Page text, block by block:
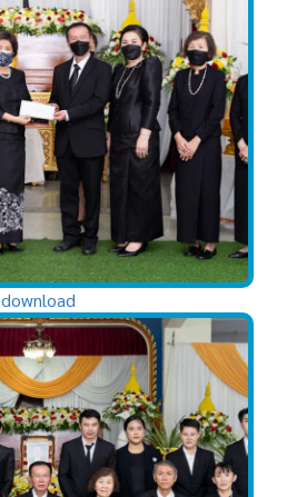
download